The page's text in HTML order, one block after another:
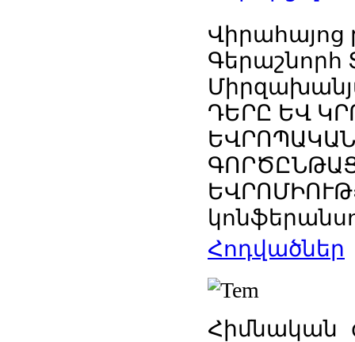
Վիրահայոց
Գերաշնորհ
ԴԵՐԸ ԵՎ
Հոդվածներ
Հիմնական